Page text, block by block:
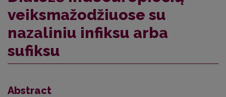
veiksmažodžiuose su
nazaliniu infiksu arba
sufiksu
Abstract